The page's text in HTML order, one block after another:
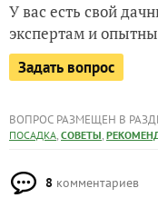
У вас есть свой
экспертам и
Задать вопрос
ВОПРОС РАЗМЕЩЕН В
ПОСАДКА, СОВЕТЫ,
8 комментариев